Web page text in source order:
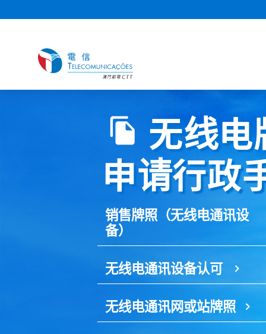
无线电
申请行政
销售牌照（无线电通讯设
备）
无线电通讯设备认可
无线电通讯网或站牌照